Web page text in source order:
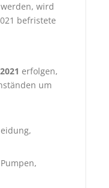
wird
befristete
erfolgen,
um